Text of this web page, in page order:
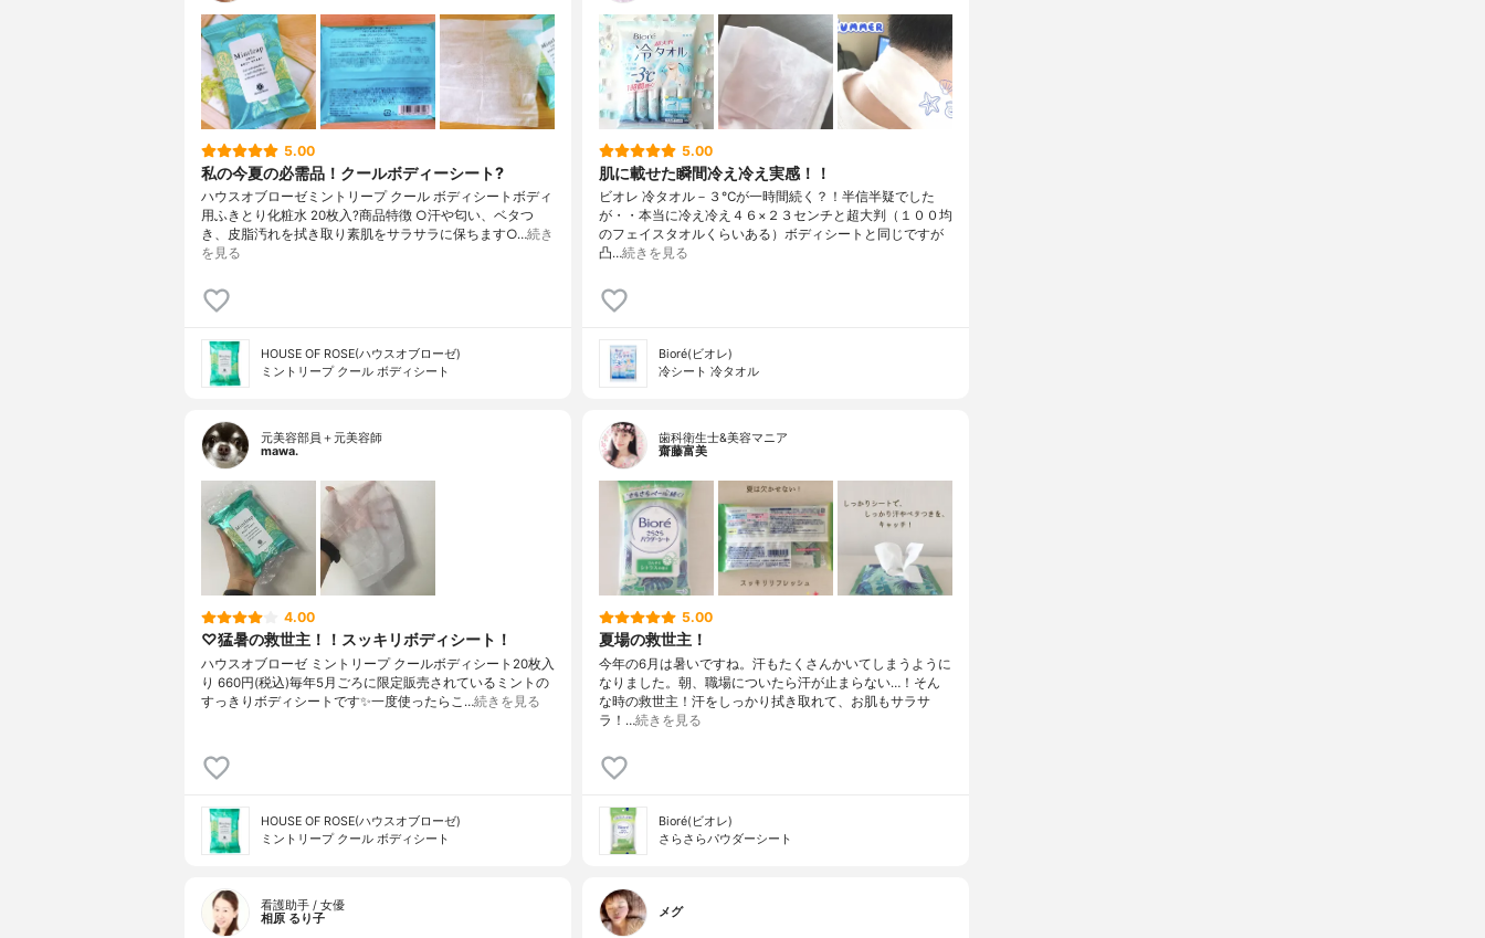
5.00
私の今夏の必需品！クールボディーシート?
ハウスオブローゼミントリープ クール ボディシートボディ
用ふきとり化粧水 20枚入?商品特徴 ○汗や匂い、ベタつ
き、皮脂汚れを拭き取り素肌をサラサラに保ちます○…続き
を見る
HOUSE OF ROSE(ハウスオブローゼ)
ミントリープ クール ボディシート
5.00
肌に載せた瞬間冷え冷え実感！！
ビオレ 冷タオル－３℃が一時間続く？！半信半疑でした
が・・本当に冷え冷え４６×２３センチと超大判（１００均
のフェイスタオルくらいある）ボディシートと同じですが
凸…続きを見る
Bioré(ビオレ)
冷シート 冷タオル
元美容部員＋元美容師
mawa.
4.00
♡猛暑の救世主！！スッキリボディシート！
ハウスオブローゼ ミントリープ クールボディシート20枚入
り 660円(税込)毎年5月ごろに限定販売されているミントの
すっきりボディシートです✨一度使ったらこ…続きを見る
HOUSE OF ROSE(ハウスオブローゼ)
ミントリープ クール ボディシート
歯科衛生士&美容マニア
齋藤富美
5.00
夏場の救世主！
今年の6月は暑いですね。汗もたくさんかいてしまうように
なりました。朝、職場についたら汗が止まらない…！そん
な時の救世主！汗をしっかり拭き取れて、お肌もサラサ
ラ！…続きを見る
Bioré(ビオレ)
さらさらパウダーシート
看護助手 / 女優
相原 るり子
メグ